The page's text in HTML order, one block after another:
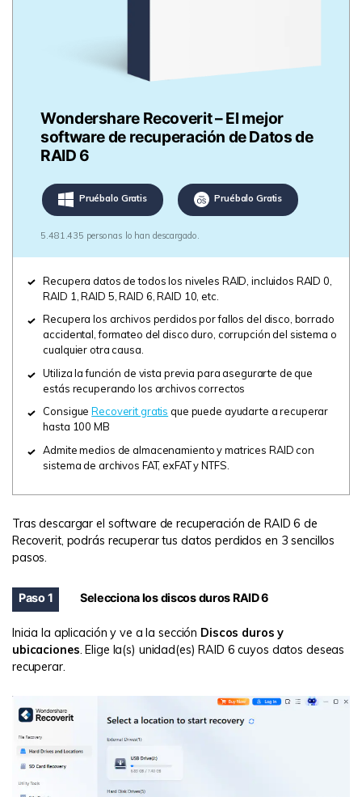
Wondershare Recoverit – El mejor
software de recuperación de Datos de
RAID 6
Pruébalo Gratis Pruébalo Gratis
5.481.435 personas lo han descargado.
Recupera datos de todos los niveles RAID, incluidos RAID 0,
RAID 1, RAID 5, RAID 6, RAID 10, etc.
Recupera los archivos perdidos por fallos del disco, borrado
accidental, formateo del disco duro, corrupción del sistema o
cualquier otra causa.
Utiliza la función de vista previa para asegurarte de que
estás recuperando los archivos correctos
Consigue Recoverit gratis que puede ayudarte a recuperar
hasta 100 MB
Admite medios de almacenamiento y matrices RAID con
sistema de archivos FAT, exFAT y NTFS.
Tras descargar el software de recuperación de RAID 6 de
Recoverit, podrás recuperar tus datos perdidos en 3 sencillos
pasos.
Paso 1 Selecciona los discos duros RAID 6
Inicia la aplicación y ve a la sección Discos duros y
ubicaciones. Elige la(s) unidad(es) RAID 6 cuyos datos deseas
recuperar.